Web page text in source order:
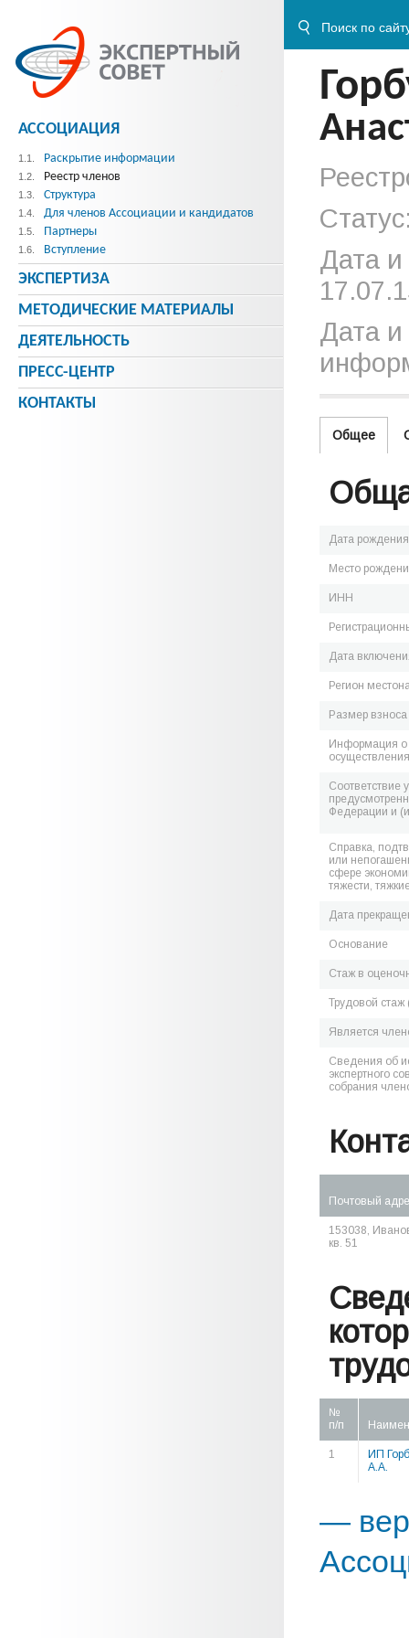
Дата
Дата и
Общее
Дата рождения
Место
ИНН
Дата
Регион
Размер
Информация о
Соответствие
Федерации и
Справка,
или
сфере
тяжести,
Дата
Основание
Стаж в
Трудовой стаж
Является
Сведения об
экспертного
собрания
Почтовый
153038,
кв. 51
№
п/п
1
ИП
А.А.
—
АССОЦИАЦИЯ
1.1. Раскрытие информации
1.2. Реестр членов
1.3. Структура
1.4. Для членов Ассоциации и кандидатов
1.5. Партнеры
1.6. Вступление
ЭКСПЕРТИЗА
МЕТОДИЧЕСКИE МАТЕРИАЛЫ
ДЕЯТЕЛЬНОСТЬ
ПРЕСС-ЦЕНТР
КОНТАКТЫ